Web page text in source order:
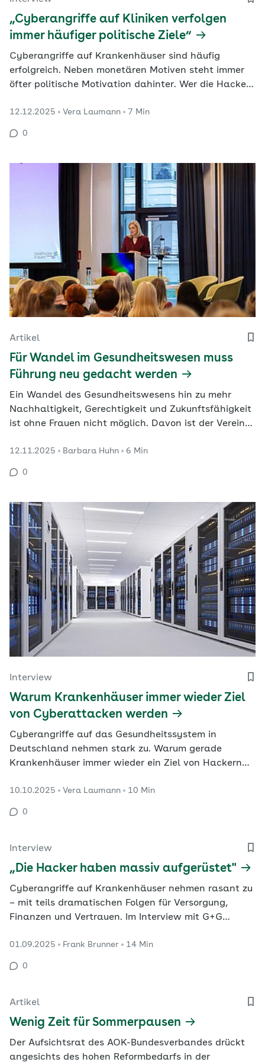
„Cyberangriffe auf Kliniken verfolgen
immer häufiger politische Ziele“
Cyberangriffe auf Krankenhäuser sind häufig
erfolgreich. Neben monetären Motiven steht immer
öfter politische Motivation dahinter. Wer die Hacker
Attacken schützt, erklärt Felix Kuhlenkamp,
Bereichsleiter Sicherheitspolitik bei Bitkom.
12.12.2025 Vera Laumann 7 Min
0
Artikel
Für Wandel im Gesundheitswesen muss
Führung neu gedacht werden
Ein Wandel des Gesundheitswesens hin zu mehr
Nachhaltigkeit, Gerechtigkeit und Zukunftsfähigkeit
ist ohne Frauen nicht möglich. Davon ist der Verein
macht er sich stark, wie dessen Herbsttagung
zeigte. G+G-Redakteurin Barbara Huhn hat die
12.11.2025 Barbara Huhn 6 Min
0
Interview
Warum Krankenhäuser immer wieder Ziel
von Cyberattacken werden
Cyberangriffe auf das Gesundheitssystem in
Deutschland nehmen stark zu. Warum gerade
Krankenhäuser immer wieder ein Ziel von Hackern
einer Cyberattacke geschützt sind, erklärt IT-
Experte Frank Becker, Geschäftsführer von Becker
10.10.2025 Vera Laumann 10 Min
0
Interview
„Die Hacker haben massiv aufgerüstet"
Cyberangriffe auf Krankenhäuser nehmen rasant zu
– mit teils dramatischen Folgen für Versorgung,
Finanzen und Vertrauen. Im Interview mit G+G
Cybersecurity im Hasso-Plattner-Institut, warum der
Gesundheitssektor besonders gefährdet ist, wie
01.09.2025 Frank Brunner 14 Min
0
Artikel
Wenig Zeit für Sommerpausen
Der Aufsichtsrat des AOK-Bundesverbandes drückt
angesichts des hohen Reformbedarfs in der